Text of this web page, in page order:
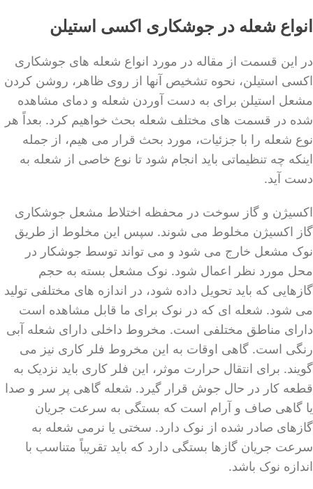
انواع شعله در جوشکاری اکسی استیلن
در این قسمت از مقاله در مورد انواع شعله های جوشکاری
اکسی استیلن، نحوه تشخیص آنها از روی ظاهر، روشن کردن
مشعل استیلن برای به دست آوردن شعله و دمای مشاهده
شده در قسمت های مختلف شعله بحث خواهیم کرد. بعداً هر
نوع شعله را با جزئیات، مورد بحث قرار می هیم، از جمله
اینکه چه تنظیماتی باید انجام شود تا نوع خاصی از شعله به
دست آید.
اکسیژن و گاز سوخت در محفظه اختلاط مشعل جوشکاری
گاز اکسیژن مخلوط می شوند. سپس این مخلوط از طریق
نوک مشعل خارج می شود و می تواند توسط جوشکار در
محل مورد نظر اعمال شود. نوک مشعل بسته به حجم
گازهایی که باید تحویل داده شود، در اندازه های مختلفی تولید
می شود. شعله ای که در نوک برای ما قابل مشاهده است
دارای مناطق مختلفی است. مخروط داخلی دارای شعله آبی
رنگی است. گاهی اوقات به این مخروط فلر کاری نیز می
گویند. برای انتقال حرارت موثر، این فلر کاری باید نزدیک به
قطعه کار در حال جوش قرار گیرد. شعله گاهی پر سر و صدا
یا گاهی صاف و آرام است که بستگی به سرعت جریان
گازهای صادر شده از نوک دارد. سختی یا نرمی شعله به
سرعت جریان گازها بستگی دارد که باید تقریباً متناسب با
اندازه نوک باشد.